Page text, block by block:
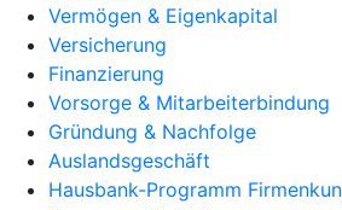
Vermögen & Eigenkapital
Versicherung
Finanzierung
Vorsorge & Mitarbeiterbindung
Gründung & Nachfolge
Auslandsgeschäft
Hausbank-Programm